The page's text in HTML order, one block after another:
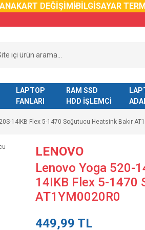
DEĞİŞİMİBİLGİSAYAR
LAPTOP
FANLARI
RAM SSD
HDD İŞLEMCİ
14IKB Flex 5-1470 Soğutucu Heatsink Bakır
LENOVO
Lenovo Yoga 520-
14IKB Flex 5-1470
AT1YM0020R0
449,99 TL